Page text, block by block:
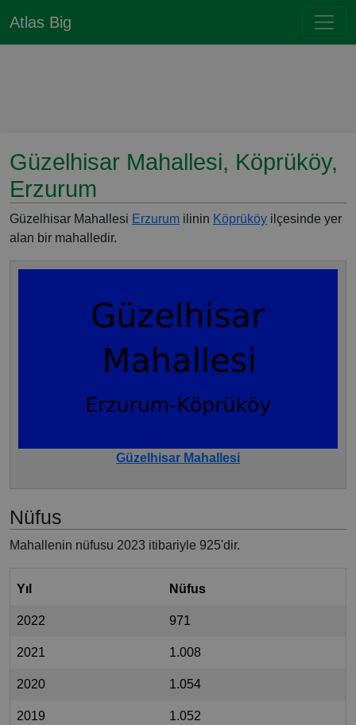
Atlas Big
Güzelhisar Mahallesi, Köprüköy,
Erzurum
Güzelhisar Mahallesi Erzurum ilinin Köprüköy ilçesinde yer
alan bir mahalledir.
Güzelhisar Mahallesi
Nüfus
Mahallenin nüfusu 2023 itibariyle 925'dir.
Yıl Nüfus
2022 971
2021 1.008
2020 1.054
2019 1.052